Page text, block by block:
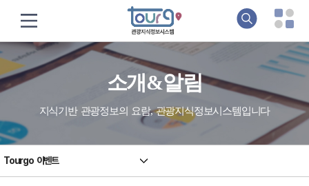
소개&알림
지식기반 관광정보의 요람, 관광지식정보시스템입니다
Tourgo 이벤트